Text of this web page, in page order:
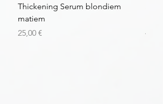
Thickening Serum blondiem
matiem
Цена
25,00 €
Цена
43,56